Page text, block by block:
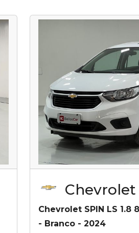
Chevrolet
Chevrolet SPIN LS 1.8
- Branco - 2024